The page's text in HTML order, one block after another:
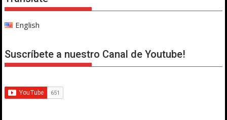
English
Suscríbete a nuestro Canal de Youtube!